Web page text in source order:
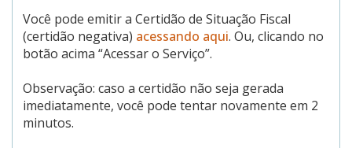
Você pode emitir a Certidão de Situação Fiscal
(certidão negativa) acessando aqui. Ou, clicando no
botão acima “Acessar o Serviço”.
Observação: caso a certidão não seja gerada
imediatamente, você pode tentar novamente em 2
minutos.